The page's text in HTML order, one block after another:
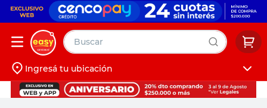
Buscar
Iniciá sesión
Ingresá tu ubicación
muebles
pintura